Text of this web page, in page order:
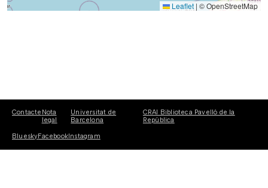
Leaflet | © OpenStreetMap
Contacte Nota
legal
Universitat de
Barcelona
CRAI Biblioteca Pavelló de la
República
BlueskyFacebook Instagram